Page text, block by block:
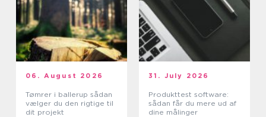
06. August 2026
Tømrer i ballerup sådan
vælger du den rigtige til
dit projekt
31. July 2026
Produkttest software:
sådan får du mere ud af
dine målinger